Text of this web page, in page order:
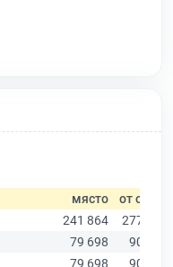
място
от общо
241 864
277 019
79 698
90 178
79 698
90 178